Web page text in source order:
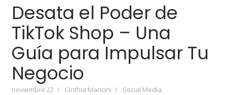
Desata el Poder de
TikTok Shop – Una
Guía para Impulsar Tu
Negocio
noviembre 22 Cinthia Mancini Social Media